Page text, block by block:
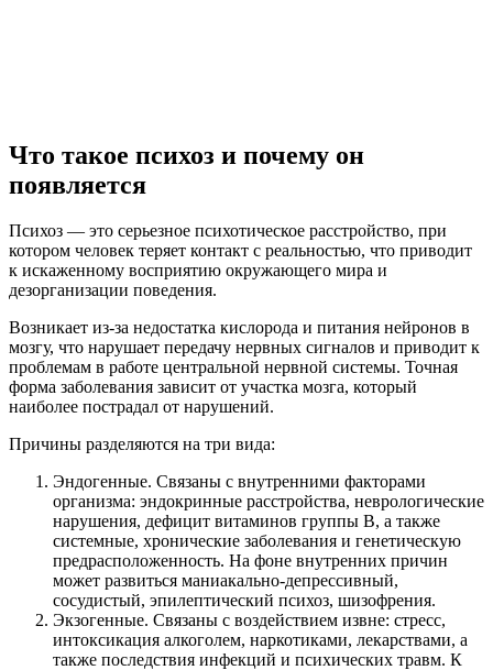
Что такое психоз и почему он
появляется
Психоз — это серьезное психотическое расстройство, при
котором человек теряет контакт с реальностью, что приводит
к искаженному восприятию окружающего мира и
дезорганизации поведения.
Возникает из-за недостатка кислорода и питания нейронов в
мозгу, что нарушает передачу нервных сигналов и приводит к
проблемам в работе центральной нервной системы. Точная
форма заболевания зависит от участка мозга, который
наиболее пострадал от нарушений.
Причины разделяются на три вида:
Эндогенные. Связаны с внутренними факторами
организма: эндокринные расстройства, неврологические
нарушения, дефицит витаминов группы B, а также
системные, хронические заболевания и генетическую
предрасположенность. На фоне внутренних причин
может развиться маниакально-депрессивный,
сосудистый, эпилептический психоз, шизофрения.
Экзогенные. Связаны с воздействием извне: стресс,
интоксикация алкоголем, наркотиками, лекарствами, а
также последствия инфекций и психических травм. К